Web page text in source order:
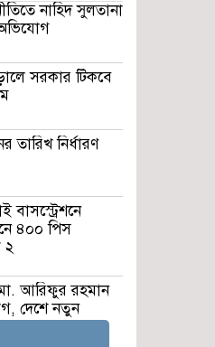
নাহিদ সুলতানা
সরকার টিকবে
তারিখ নির্ধারণ
বাসস্ট্রেশনে
৪০০ পিস
২
আরিফুর রহমান
দেশে নতুন
আগমন